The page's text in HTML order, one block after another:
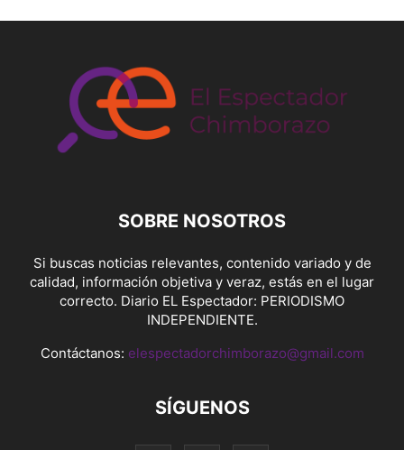
SOBRE NOSOTROS
Si buscas noticias relevantes, contenido variado y de
calidad, información objetiva y veraz, estás en el lugar
correcto. Diario EL Espectador: PERIODISMO
INDEPENDIENTE.
Contáctanos: elespectadorchimborazo@gmail.com
SÍGUENOS